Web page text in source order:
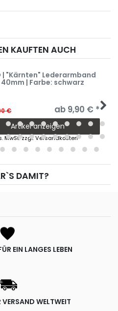
KAUFTEN AUCH
| "Kärnten" Lederarmband
40mm | Farbe: schwarz
€ ab 9,90 € *
Artikel anzeigen
MwSt.zzgl.Versandkosten
DAMIT?
EIN LANGES LEBEN
WELTWEIT